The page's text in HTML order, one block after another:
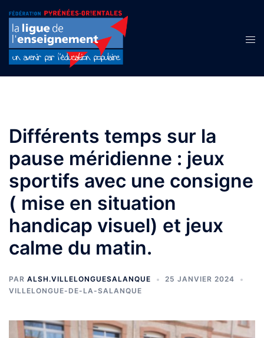
contenu
Différents temps sur la
pause méridienne : jeux
sportifs avec une consigne
( mise en situation
handicap visuel) et jeux
calme du matin.
PAR ALSH.VILLELONGUESALANQUE
25 JANVIER 2024
VILLELONGUE-DE-LA-SALANQUE